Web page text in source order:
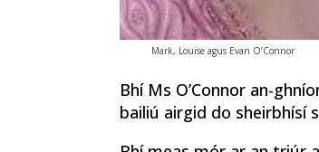
Mark, Louise agus Evan O’Connor
Bhí Ms O’Connor an-
bailiú airgid do sheirbhísí